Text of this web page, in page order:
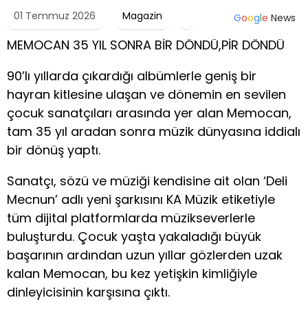
01 Temmuz 2026 Magazin Google News
MEMOCAN 35 YIL SONRA BİR DÖNDÜ,PİR DÖNDÜ
90’lı yıllarda çıkardığı albümlerle geniş bir
hayran kitlesine ulaşan ve dönemin en sevilen
çocuk sanatçıları arasında yer alan Memocan,
tam 35 yıl aradan sonra müzik dünyasına iddialı
bir dönüş yaptı.
Sanatçı, sözü ve müziği kendisine ait olan ‘Deli
Mecnun’ adlı yeni şarkısını KA Müzik etiketiyle
tüm dijital platformlarda müzikseverlerle
buluşturdu. Çocuk yaşta yakaladığı büyük
başarının ardından uzun yıllar gözlerden uzak
kalan Memocan, bu kez yetişkin kimliğiyle
dinleyicisinin karşısına çıktı.